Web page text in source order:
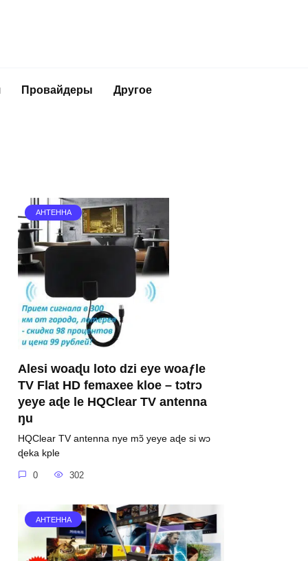
Провайдеры Другое
АНТЕННА
Alesi woaɖu loto dzi eye woaƒle
TV Flat HD femaxee kloe – tɔtrɔ
yeye aɖe le HQClear TV antenna
ŋu
HQClear TV antenna nye mɔ̃ yeye aɖe si wɔ
ɖeka kple
0 302
АНТЕННА